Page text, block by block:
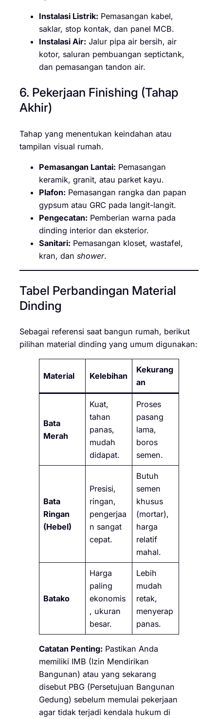
Instalasi Listrik: Pemasangan kabel,
saklar, stop kontak, dan panel MCB.
Instalasi Air: Jalur pipa air bersih, air
kotor, saluran pembuangan septictank,
dan pemasangan tandon air.
6. Pekerjaan Finishing (Tahap
Akhir)
Tahap yang menentukan keindahan atau
tampilan visual rumah.
Pemasangan Lantai: Pemasangan
keramik, granit, atau parket kayu.
Plafon: Pemasangan rangka dan papan
gypsum atau GRC pada langit-langit.
Pengecatan: Pemberian warna pada
dinding interior dan eksterior.
Sanitari: Pemasangan kloset, wastafel,
kran, dan shower.
Tabel Perbandingan Material
Dinding
Sebagai referensi saat bangun rumah, berikut
pilihan material dinding yang umum digunakan:
Material Kelebihan
Kekurang
an
Bata
Merah
Kuat,
tahan
panas,
mudah
didapat.
Proses
pasang
lama,
boros
semen.
Bata
Ringan
(Hebel)
Presisi,
ringan,
pengerjaa
n sangat
cepat.
Butuh
semen
khusus
(mortar),
harga
relatif
mahal.
Batako
Harga
paling
ekonomis
, ukuran
besar.
Lebih
mudah
retak,
menyerap
panas.
Catatan Penting: Pastikan Anda
memiliki IMB (Izin Mendirikan
Bangunan) atau yang sekarang
disebut PBG (Persetujuan Bangunan
Gedung) sebelum memulai pekerjaan
agar tidak terjadi kendala hukum di